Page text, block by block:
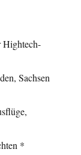
Hightech-
Sachsen
*